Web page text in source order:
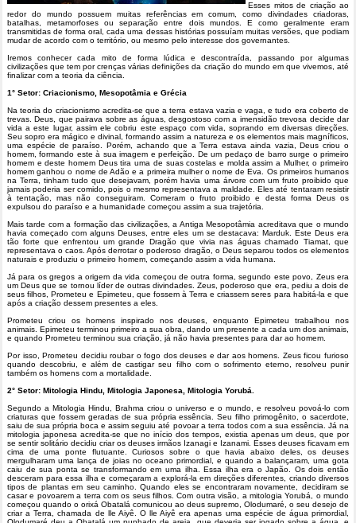
Esses mitos de criação ao
redor do mundo possuem muitas referências em comum, como divindades criadoras,
batalhas, metamorfoses ou separação entre dois mundos. E como geralmente eram
transmitidas de forma oral, cada uma dessas histórias possuíam muitas versões, que podiam
mudar de acordo com o território, ou mesmo pelo interesse dos governantes.
Iremos conhecer cada mito de forma lúdica e descontraída, passando por algumas
civilizações que tem por crenças várias definições da criação do mundo em que vivemos, até
finalizar com a teoria da ciência.
1° Setor: Criacionismo, Mesopotâmia e Grécia
Na teoria do criacionismo acredita-se que a terra estava vazia e vaga, e tudo era coberto de
trevas. Deus, que pairava sobre as águas, desgostoso com a imensidão trevosa decide dar
vida a este lugar, assim ele cobriu este espaço com vida, soprando em diversas direções.
Seu sopro era mágico e divinal, formando assim a natureza e os elementos mais magníficos,
uma espécie de paraíso. Porém, achando que a Terra estava ainda vazia, Deus criou o
homem, formando este à sua imagem e perfeição. De um pedaço de barro surge o primeiro
homem e deste homem Deus tira uma de suas costelas e molda assim a Mulher, o primeiro
homem ganhou o nome de Adão e a primeira mulher o nome de Eva. Os primeiros humanos
na Terra, tinham tudo que desejavam, porém havia uma árvore com um fruto proibido que
jamais poderia ser comido, pois o mesmo representava a maldade. Eles até tentaram resistir
à tentação, mas não conseguiram. Comeram o fruto proibido e desta forma Deus os
expulsou do paraíso e a humanidade começou assim a sua trajetória.
Mais tarde com a formação das civilizações, a Antiga Mesopotâmia acreditava que o mundo
havia começado com alguns Deuses, entre eles um se destacava: Marduk. Este Deus era
tão forte que enfrentou um grande Dragão que vivia nas águas chamado Tiamat, que
representava o caos. Após derrotar o poderoso dragão, o Deus separou todos os elementos
naturais e produziu o primeiro homem, começando assim a vida humana.
Já para os gregos a origem da vida começou de outra forma, segundo este povo, Zeus era
um Deus que se tornou líder de outras divindades. Zeus, poderoso que era, pediu a dois de
seus filhos, Prometeu e Epimeteu, que fossem à Terra e criassem seres para habitá-la e que
após a criação dessem presentes a eles.
Prometeu criou os homens inspirado nos deuses, enquanto Epimeteu trabalhou nos
animais. Epimeteu terminou primeiro a sua obra, dando um presente a cada um dos animais,
e quando Prometeu terminou sua criação, já não havia presentes para dar ao homem.
Por isso, Prometeu decidiu roubar o fogo dos deuses e dar aos homens. Zeus ficou furioso
quando descobriu, e além de castigar seu filho com o sofrimento eterno, resolveu punir
também os homens com a mortalidade.
2° Setor: Mitologia Hindu, Mitologia Japonesa, Mitologia Yorubá.
Segundo a Mitologia Hindu, Brahma criou o universo e o mundo, e resolveu povoá-lo com
criaturas que fossem geradas de sua própria essência. Seu filho primogênito, o sacerdote,
saiu de sua própria boca e assim seguiu até povoar a terra todos com a sua essência. Já na
mitologia japonesa acredita-se que no início dos tempos, existia apenas um deus, que por
se sentir solitário decidiu criar os deuses irmãos Izanagi e Izanami. Esses deuses ficavam em
cima de uma ponte flutuante. Curiosos sobre o que havia abaixo deles, os deuses
mergulharam uma lança de joias no oceano primordial, e quando a balançaram, uma gota
caiu de sua ponta se transformando em uma ilha. Essa ilha era o Japão. Os dois então
desceram para essa ilha e começaram a explorá-la em direções diferentes, criando diversos
tipos de plantas em seu caminho. Quando eles se encontraram novamente, decidiram se
casar e povoarem a terra com os seus filhos. Com outra visão, a mitologia Yorubá, o mundo
começou quando o orixá Obatalá comunicou ao deus supremo, Olodumaré, o seu desejo de
criar a Terra, chamada de lle Aiyê. O lle Aiyê era apenas uma espécie de água primordial,